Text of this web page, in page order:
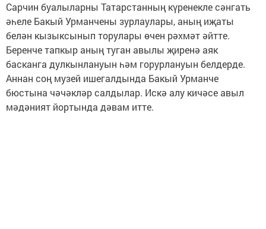
Сарчин буалыларны Татарстанның күренекле сәнгать
әһеле Бакый Урманчены зурлаулары, аның иҗаты
белән кызыксынып торулары өчен рәхмәт әйтте.
Беренче тапкыр аның туган авылы җиренә аяк
басканга дулкынлануын һәм горурлануын белдерде.
Аннан соң музей ишегалдында Бакый Урманче
бюстына чәчәкләр салдылар. Искә алу кичәсе авыл
мәдәният йортында дәвам итте.